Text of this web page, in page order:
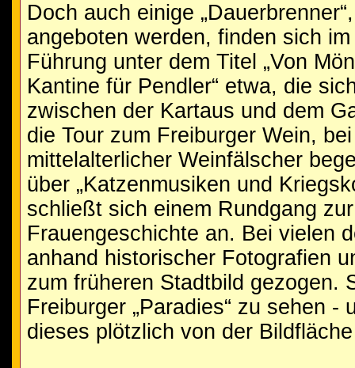
Doch auch einige
angeboten werden, finden sich
Führung unter dem Titel „Von
Kantine für Pendler“ etwa, die
zwischen der Kartaus und dem
die Tour zum Freiburger Wein,
mittelalterlicher Weinfälscher
über „Katzenmusiken und
schließt sich einem Rundgang
Frauengeschichte an. Bei vielen
anhand historischer Fotografien
zum früheren Stadtbild gezogen.
Freiburger „Paradies“ zu sehen -
dieses plötzlich von der